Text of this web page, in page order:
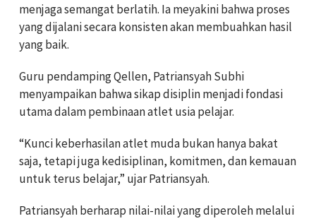
menjaga semangat berlatih. Ia meyakini bahwa proses
yang dijalani secara konsisten akan membuahkan hasil
yang baik.
Guru pendamping Qellen, Patriansyah Subhi
menyampaikan bahwa sikap disiplin menjadi fondasi
utama dalam pembinaan atlet usia pelajar.
“Kunci keberhasilan atlet muda bukan hanya bakat
saja, tetapi juga kedisiplinan, komitmen, dan kemauan
untuk terus belajar,” ujar Patriansyah.
Patriansyah berharap nilai-nilai yang diperoleh melalui